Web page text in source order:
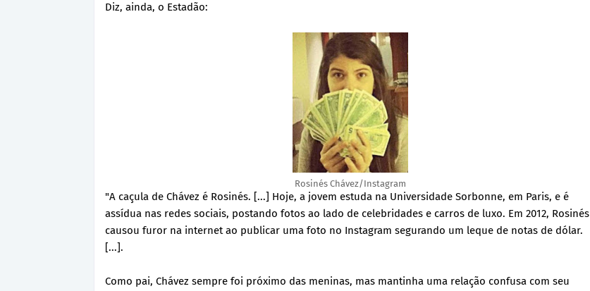
Diz, ainda, o Estadão:
Rosinés Chávez/Instagram
"A caçula de Chávez é Rosinés. [...] Hoje, a jovem estuda na Universidade Sorbonne, em Paris, e é
assídua nas redes sociais, postando fotos ao lado de celebridades e carros de luxo. Em 2012, Rosinés
causou furor na internet ao publicar uma foto no Instagram segurando um leque de notas de dólar.
[...].
Como pai, Chávez sempre foi próximo das meninas, mas mantinha uma relação confusa com seu